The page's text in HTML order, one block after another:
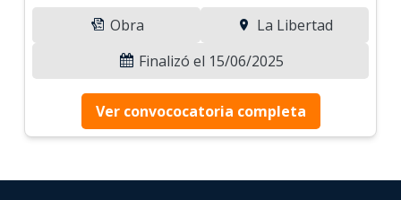
Obra
La Libertad
Finalizó el 15/06/2025
Ver convococatoria completa